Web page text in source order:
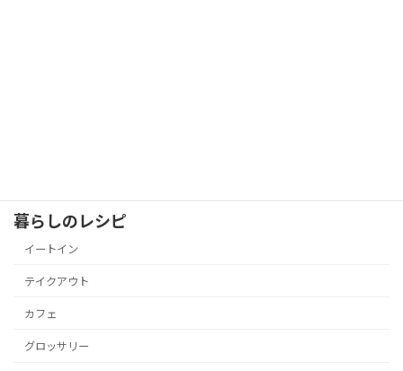
暮らしのレシピ
イートイン
テイクアウト
カフェ
グロッサリー